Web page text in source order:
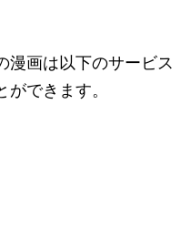
漫画は以下のサービス
できます。